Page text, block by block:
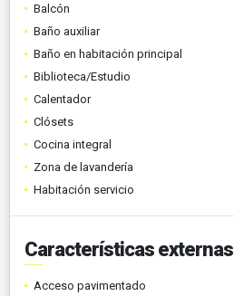
Balcón
Baño auxiliar
Baño en habitación principal
Biblioteca/Estudio
Calentador
Clósets
Cocina integral
Zona de lavandería
Habitación servicio
Características externas
Acceso pavimentado